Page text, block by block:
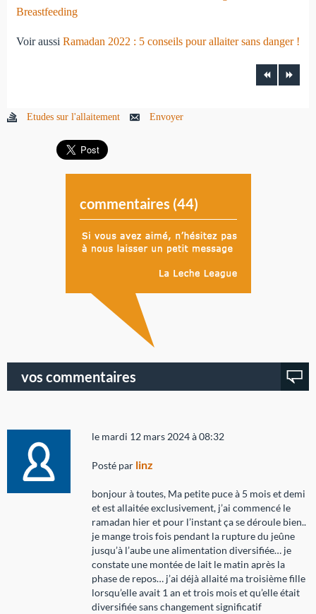
Breastfeeding
Voir aussi Ramadan 2022 : 5 conseils pour allaiter sans danger !
Etudes sur l'allaitement Envoyer
commentaires (44)
vos commentaires
le mardi 12 mars 2024 à 08:32
Posté par linz
bonjour à toutes, Ma petite puce à 5 mois et demi
et est allaitée exclusivement, j’ai commencé le
ramadan hier et pour l’instant ça se déroule bien..
je mange trois fois pendant la rupture du jeûne
jusqu’à l’aube une alimentation diversifiée… je
constate une montée de lait le matin après la
phase de repos… j’ai déjà allaité ma troisième fille
lorsqu’elle avait 1 an et trois mois et qu’elle était
diversifiée sans changement significatif